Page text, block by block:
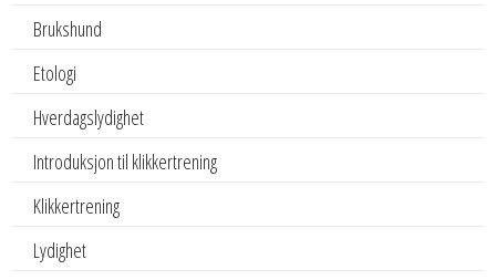
Brukshund
Etologi
Hverdagslydighet
Introduksjon til klikkertrening
Klikkertrening
Lydighet